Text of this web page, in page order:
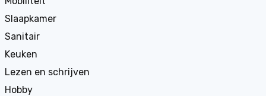
Slaapkamer
Sanitair
Keuken
Lezen en schrijven
Hobby